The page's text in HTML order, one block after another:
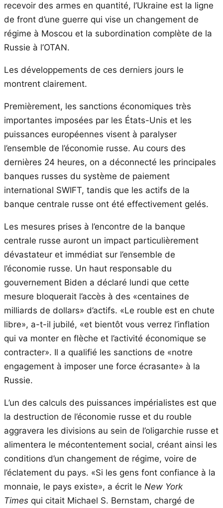
recevoir des armes en quantité, l’Ukraine est la ligne
de front d’une guerre qui vise un changement de
régime à Moscou et la subordination complète de la
Russie à l’OTAN.
Les développements de ces derniers jours le
montrent clairement.
Premièrement, les sanctions économiques très
importantes imposées par les États-Unis et les
puissances européennes visent à paralyser
l’ensemble de l’économie russe. Au cours des
dernières 24 heures, on a déconnecté les principales
banques russes du système de paiement
international SWIFT, tandis que les actifs de la
banque centrale russe ont été effectivement gelés.
Les mesures prises à l’encontre de la banque
centrale russe auront un impact particulièrement
dévastateur et immédiat sur l’ensemble de
l’économie russe. Un haut responsable du
gouvernement Biden a déclaré lundi que cette
mesure bloquerait l’accès à des «centaines de
milliards de dollars» d’actifs. «Le rouble est en chute
libre», a-t-il jubilé, «et bientôt vous verrez l’inflation
qui va monter en flèche et l’activité économique se
contracter». Il a qualifié les sanctions de «notre
engagement à imposer une force écrasante» à la
Russie.
L’un des calculs des puissances impérialistes est que
la destruction de l’économie russe et du rouble
aggravera les divisions au sein de l’oligarchie russe et
alimentera le mécontentement social, créant ainsi les
conditions d’un changement de régime, voire de
l’éclatement du pays. «Si les gens font confiance à la
monnaie, le pays existe», a écrit le New York
Times qui citait Michael S. Bernstam, chargé de